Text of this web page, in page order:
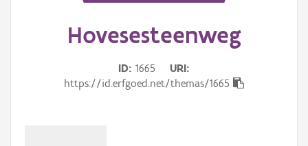
Hovesesteenweg
ID 1665
URI
https://id.erfgoed.net/themas/1665